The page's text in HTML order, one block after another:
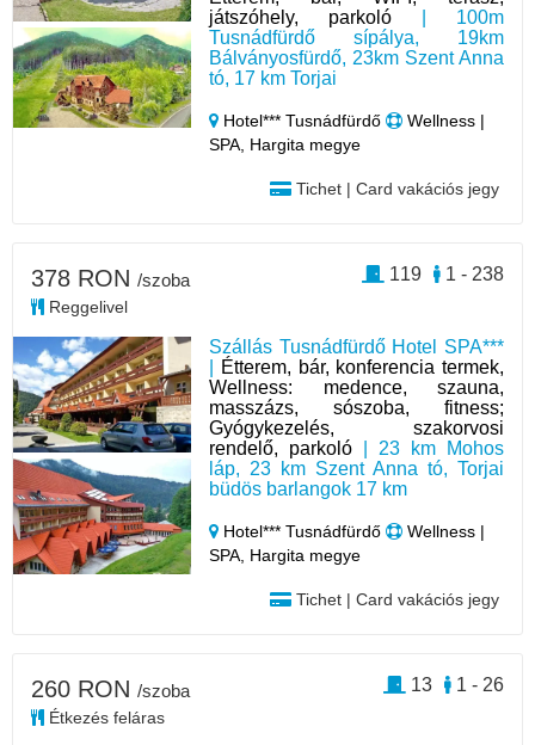
játszóhely, parkoló | 100m
Tusnádfürdő sípálya, 19km
Bálványosfürdő, 23km Szent Anna
tó, 17 km Torjai
Hotel*** Tusnádfürdő
Wellness |
SPA, Hargita megye
Tichet | Card vakációs jegy
Szállás Tusnádfürdő Hotel SPA***
Étterem, bár, konferencia termek,
Wellness: medence, szauna,
masszázs, sószoba, fitness;
Gyógykezelés, szakorvosi
rendelő, parkoló | 23 km Mohos
láp, 23 km Szent Anna tó, Torjai
büdös barlangok 17 km
Hotel*** Tusnádfürdő
Wellness |
SPA, Hargita megye
Tichet | Card vakációs jegy
378 RON /szoba
Reggelivel
1 - 238
119
260 RON /szoba
Étkezés feláras
1 - 26
13